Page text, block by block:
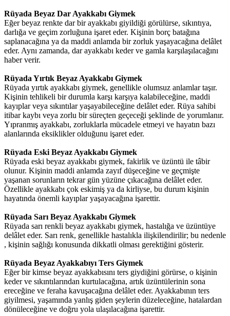
Rüyada Beyaz Dar Ayakkabı Giymek
Eğer beyaz renkte dar bir ayakkabı giyildiği görülürse, sıkıntıya,
darlığa ve geçim zorluğuna işaret eder. Kişinin borç batağına
saplanacağına ya da maddi anlamda bir zorluk yaşayacağına delâlet
eder. Aynı zamanda, dar ayakkabı keder ve gamla karşılaşılacağını
haber verir.
Rüyada Yırtık Beyaz Ayakkabı Giymek
Rüyada yırtık ayakkabı giymek, genellikle olumsuz anlamlar taşır.
Kişinin tehlikeli bir durumla karşı karşıya kalabileceğine, maddi
kayıplar veya sıkıntılar yaşayabileceğine delâlet eder. Rüya sahibi
itibar kaybı veya zorlu bir süreçten geçeceği şeklinde de yorumlanır.
Yıpranmış ayakkabı, zorluklarla mücadele etmeyi ve hayatın bazı
alanlarında eksiklikler olduğunu işaret eder.
Rüyada Eski Beyaz Ayakkabı Giymek
Rüyada eski beyaz ayakkabı giymek, fakirlik ve üzüntü ile tâbir
olunur. Kişinin maddi anlamda zayıf düşeceğine ve geçmişte
yaşanan sorunların tekrar gün yüzüne çıkacağına delâlet eder.
Özellikle ayakkabı çok eskimiş ya da kirliyse, bu durum kişinin
hayatında önemli kayıplar yaşayacağına işarettir.
Rüyada Sarı Beyaz Ayakkabı Giymek
Rüyada sarı renkli beyaz ayakkabı giymek, hastalığa ve üzüntüye
delâlet eder. Sarı renk, genellikle hastalıkla ilişkilendirilir; bu nedenle
, kişinin sağlığı konusunda dikkatli olması gerektiğini gösterir.
Rüyada Beyaz Ayakkabıyı Ters Giymek
Eğer bir kimse beyaz ayakkabısını ters giydiğini görürse, o kişinin
keder ve sıkıntılarından kurtulacağına, artık üzüntülerinin sona
ereceğine ve feraha kavuşacağına delâlet eder. Ayakkabının ters
giyilmesi, yaşamında yanlış giden şeylerin düzeleceğine, hatalardan
dönüleceğine ve doğru yola ulaşılacağına işarettir.